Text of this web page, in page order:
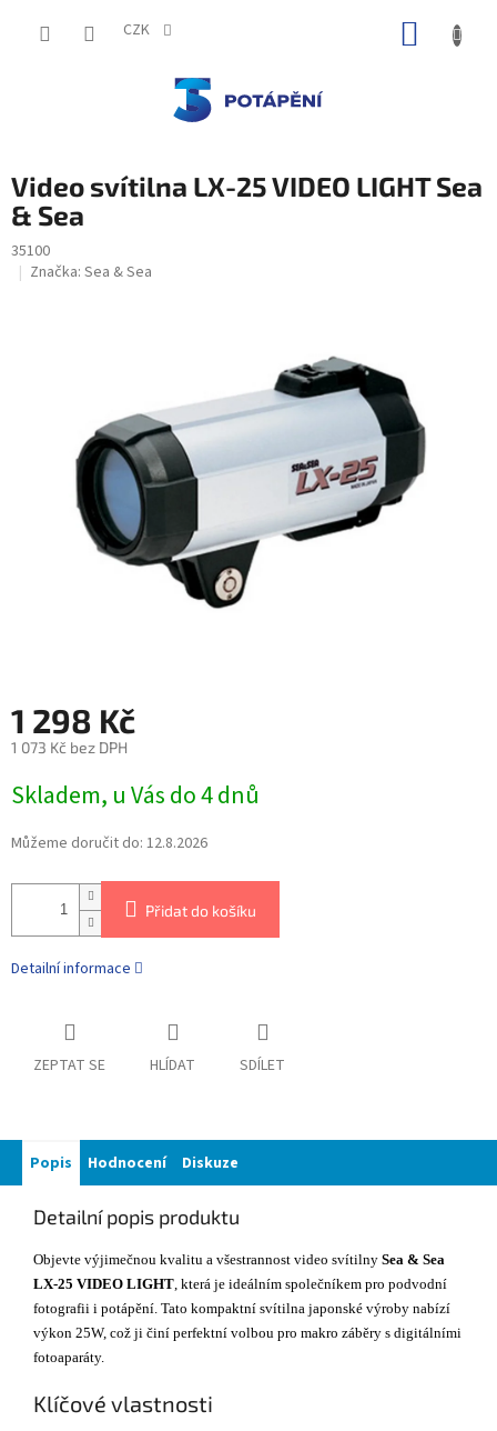
CZK
Video svítilna LX-25 VIDEO LIGHT Sea
& Sea
35100
Značka: Sea & Sea
1 298 Kč
1 073 Kč bez DPH
Skladem, u Vás do 4 dnů
Můžeme doručit do: 12.8.2026
Přidat do košíku
Detailní informace
ZEPTAT SE HLÍDAT SDÍLET
Popis Hodnocení Diskuze
Detailní popis produktu
Objevte výjimečnou kvalitu a všestrannost video svítilny Sea & Sea
LX-25 VIDEO LIGHT, která je ideálním společníkem pro podvodní
fotografii i potápění. Tato kompaktní svítilna japonské výroby nabízí
výkon 25W, což ji činí perfektní volbou pro makro záběry s digitálními
fotoaparáty.
Klíčové vlastnosti